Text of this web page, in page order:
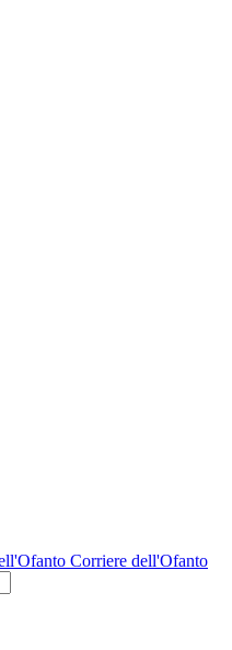
Corriere dell'Ofanto